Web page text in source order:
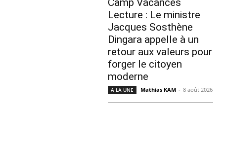
Camp Vacances
Lecture : Le ministre
Jacques Sosthène
Dingara appelle à un
retour aux valeurs pour
forger le citoyen
moderne
A LA UNE Mathias KAM - 8 août 2026